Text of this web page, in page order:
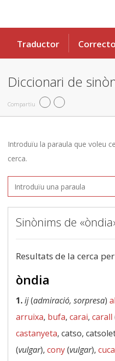
Traductor
Diccionari de
Compartiu
Introduïu la paraula que voleu
cerca.
Sinònims de
Resultats de la cerca
òndia
1.ij(admiració, sorpresa)
arruixa, bufa, carai, carall
castanyeta, catso,
(vulgar), cony(vulgar), cuca